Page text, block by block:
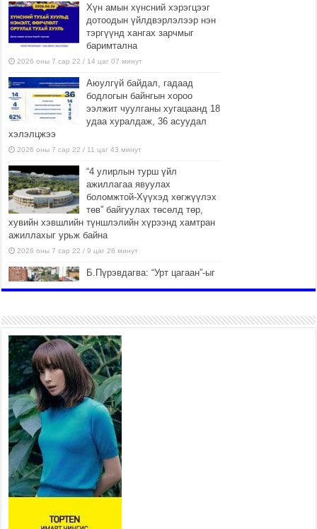
Хүн амын хүнсний хэрэгцээг
дотоодын үйлдвэрлэлээр нэн
тэргүүнд хангах зарчмыг
баримтална
2026 оны 7 сар 22 / 14 цаг 07 минут
Аюулгүй байдал, гадаад
бодлогын байнгын хороо
ээлжит чуулганы хугацаанд 18
удаа хуралдаж, 36 асуудал
хэлэлцжээ
2026 оны 7 сар 22 / 11 цаг 43 минут
“4 улирлын турш үйл
ажиллагаа явуулах
боломжтой-Хүүхэд хөгжүүлэх
төв” байгуулах төсөлд төр,
хувийн хэвшлийн түншлэлийн хүрээнд хамтран
ажиллахыг урьж байна
2026 оны 7 сар 22 / 9 цаг 28 минут
Б.Пүрэвдагва: “Урт цагаан”-ыг
2026 оны 7 сар 21 / 16 цаг 47 минут
Тусгай замын автобус /BRT/
төслийн удирдах хорооны
ээлжит хуралдаан боллоо
2026 оны 7 сар 21 / 16 цаг 43 минут
Ерөнхий сайд Н.Учрал БНХАУ-
аас Монгол Улсад суугаа
Элчин сайд Шэнь
Миньжюанийг хүлээн авч
уулзав
2026 оны 7 сар 21 / 16 цаг 39 минут
БҮГД НАЙРАМДАХ ТАЖИКИСТАН УЛСТАЙ
ЭДИЙН ЗАСГИЙН ХАМТЫН АЖИЛЛАГААГ
ӨРГӨЖҮҮЛНЭ